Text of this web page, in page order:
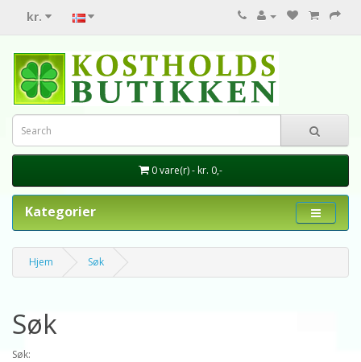
kr.
0 vare(r) - kr. 0,-
Kategorier
Hjem Søk
Søk
Søk: